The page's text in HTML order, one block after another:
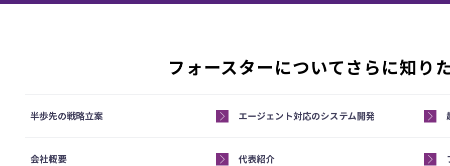
フォースターについてさらに知り
半歩先の戦略立案 エージェント対応のシステム開発
会社概要 代表紹介